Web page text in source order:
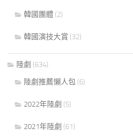
韓國團體 (2)
韓國演技大賞 (32)
陸劇 (634)
陸劇推薦懶人包 (6)
2022年陸劇 (5)
2021年陸劇 (61)